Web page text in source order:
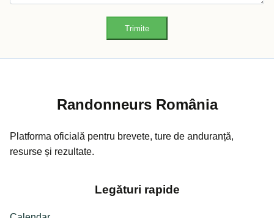
Trimite
Randonneurs România
Platforma oficială pentru brevete, ture de anduranță,
resurse și rezultate.
Legături rapide